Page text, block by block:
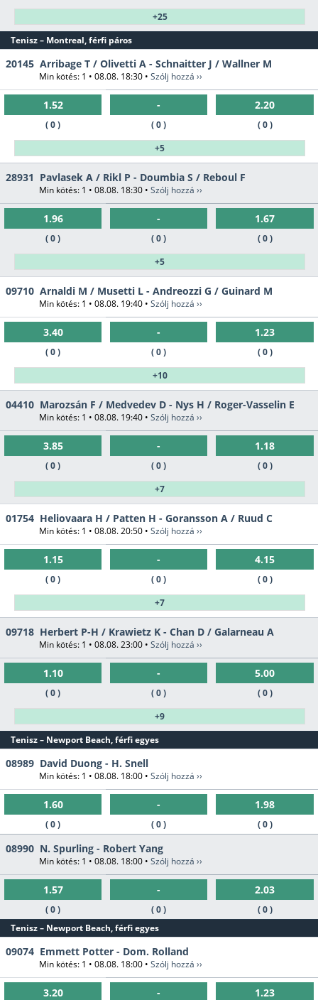
+25
Tenisz – Montreal, férfi páros
20145 Arribage T / Olivetti A - Schnaitter J / Wallner M
Min kötés: 1 • 08.08. 18:30 • Szólj hozzá ››
1.52
( 0 )
-
( 0 )
2.20
( 0 )
+5
28931 Pavlasek A / Rikl P - Doumbia S / Reboul F
Min kötés: 1 • 08.08. 18:30 • Szólj hozzá ››
1.96
( 0 )
-
( 0 )
1.67
( 0 )
+5
09710 Arnaldi M / Musetti L - Andreozzi G / Guinard M
Min kötés: 1 • 08.08. 19:40 • Szólj hozzá ››
3.40
( 0 )
-
( 0 )
1.23
( 0 )
+10
04410 Marozsán F / Medvedev D - Nys H / Roger-Vasselin E
Min kötés: 1 • 08.08. 19:40 • Szólj hozzá ››
3.85
( 0 )
-
( 0 )
1.18
( 0 )
+7
01754 Heliovaara H / Patten H - Goransson A / Ruud C
Min kötés: 1 • 08.08. 20:50 • Szólj hozzá ››
1.15
( 0 )
-
( 0 )
4.15
( 0 )
+7
09718 Herbert P-H / Krawietz K - Chan D / Galarneau A
Min kötés: 1 • 08.08. 23:00 • Szólj hozzá ››
1.10
( 0 )
-
( 0 )
5.00
( 0 )
+9
Tenisz – Newport Beach, férfi egyes
08989 David Duong - H. Snell
Min kötés: 1 • 08.08. 18:00 • Szólj hozzá ››
1.60
( 0 )
-
( 0 )
1.98
( 0 )
08990 N. Spurling - Robert Yang
Min kötés: 1 • 08.08. 18:00 • Szólj hozzá ››
1.57
( 0 )
-
( 0 )
2.03
( 0 )
Tenisz – Newport Beach, férfi egyes
09074 Emmett Potter - Dom. Rolland
Min kötés: 1 • 08.08. 18:00 • Szólj hozzá ››
3.20 - 1.23